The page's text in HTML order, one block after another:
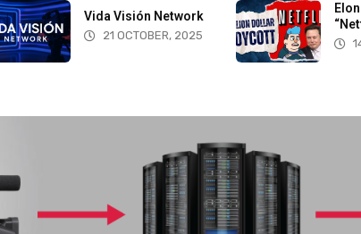
Elon Musk boicotea
“Netflix” por
14 OCTOBER, 2025
cloud! We offer virtual services in the cloud so that you can transmit
More information